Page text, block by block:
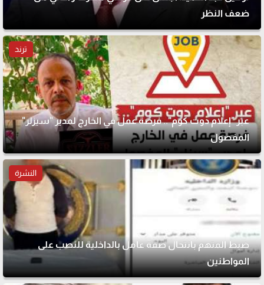
ضعف النظر
ترند
عبر "إعلام دوت كوم".. فرصة عمل في الخارج لمدير "سيزلر"
المفصول
النشرة
ضبط المتهم بانتحال صفة عامل بالداخلية للنصب على
المواطنين